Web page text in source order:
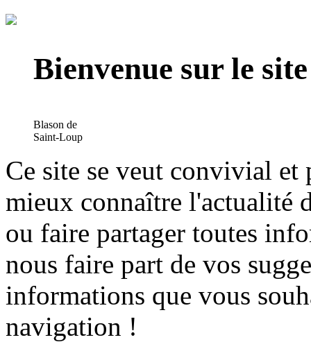
Bienvenue sur le
Blason de
Saint-Loup
Ce site se veut convivial et
mieux connaître l'actualité
ou faire partager toutes
nous faire part de vos
informations que vous
navigation !